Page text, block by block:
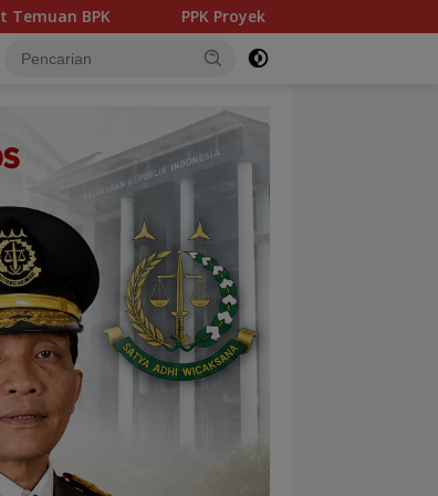
PPK Proyek Puskesmas Belinyu Tak Kantongi STRI,